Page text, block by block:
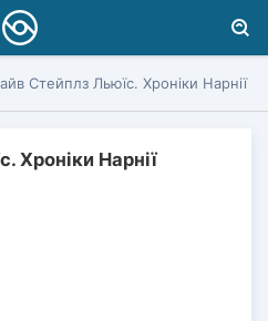
Стейплз Льюїс. Хроніки Нарнії
Хроніки Нарнії